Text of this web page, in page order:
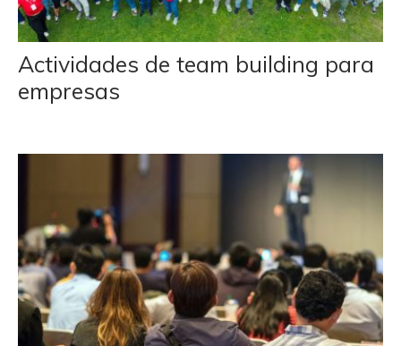
Actividades de team building para
empresas